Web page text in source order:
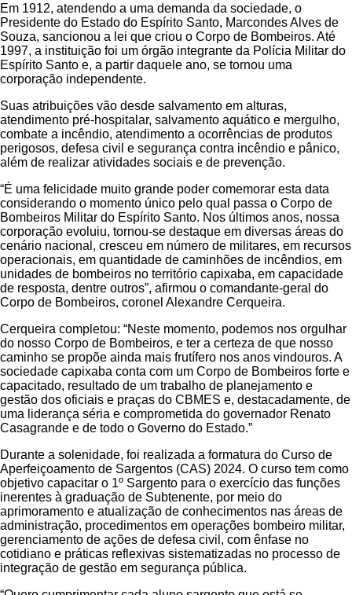
Em 1912, atendendo a uma demanda da sociedade, o
Presidente do Estado do Espírito Santo, Marcondes Alves de
Souza, sancionou a lei que criou o Corpo de Bombeiros. Até
1997, a instituição foi um órgão integrante da Polícia Militar do
Espírito Santo e, a partir daquele ano, se tornou uma
corporação independente.
Suas atribuições vão desde salvamento em alturas,
atendimento pré-hospitalar, salvamento aquático e mergulho,
combate a incêndio, atendimento a ocorrências de produtos
perigosos, defesa civil e segurança contra incêndio e pânico,
além de realizar atividades sociais e de prevenção.
“É uma felicidade muito grande poder comemorar esta data
considerando o momento único pelo qual passa o Corpo de
Bombeiros Militar do Espírito Santo. Nos últimos anos, nossa
corporação evoluiu, tornou-se destaque em diversas áreas do
cenário nacional, cresceu em número de militares, em recursos
operacionais, em quantidade de caminhões de incêndios, em
unidades de bombeiros no território capixaba, em capacidade
de resposta, dentre outros”, afirmou o comandante-geral do
Corpo de Bombeiros, coronel Alexandre Cerqueira.
Cerqueira completou: “Neste momento, podemos nos orgulhar
do nosso Corpo de Bombeiros, e ter a certeza de que nosso
caminho se propõe ainda mais frutífero nos anos vindouros. A
sociedade capixaba conta com um Corpo de Bombeiros forte e
capacitado, resultado de um trabalho de planejamento e
gestão dos oficiais e praças do CBMES e, destacadamente, de
uma liderança séria e comprometida do governador Renato
Casagrande e de todo o Governo do Estado.”
Durante a solenidade, foi realizada a formatura do Curso de
Aperfeiçoamento de Sargentos (CAS) 2024. O curso tem como
objetivo capacitar o 1º Sargento para o exercício das funções
inerentes à graduação de Subtenente, por meio do
aprimoramento e atualização de conhecimentos nas áreas de
administração, procedimentos em operações bombeiro militar,
gerenciamento de ações de defesa civil, com ênfase no
cotidiano e práticas reflexivas sistematizadas no processo de
integração de gestão em segurança pública.